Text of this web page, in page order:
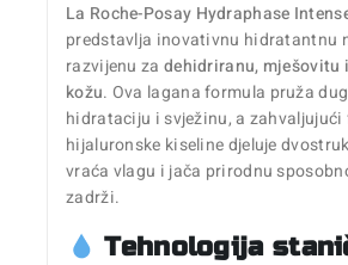
La Roche-Posay Hydraphase
predstavlja inovativnu hidratantnu
razvijenu za dehidriranu, mješovitu
kožu. Ova lagana formula pruža
hidrataciju i svježinu, a
hijaluronske kiseline djeluje
vraća vlagu i jača prirodnu
zadrži.
Tehnologija